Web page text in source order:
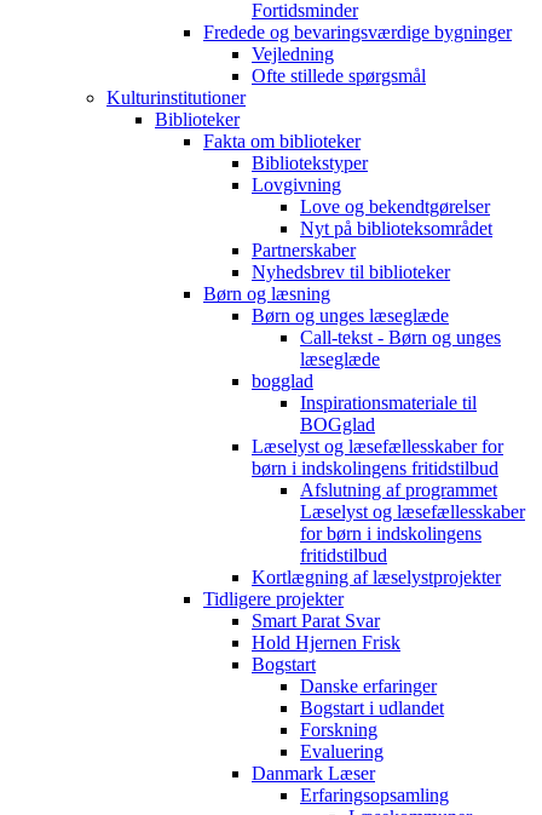
Fortidsminder
Fredede og bevaringsværdige bygninger
Vejledning
Ofte stillede spørgsmål
Kulturinstitutioner
Biblioteker
Fakta om biblioteker
Bibliotekstyper
Lovgivning
Love og bekendtgørelser
Nyt på biblioteksområdet
Partnerskaber
Nyhedsbrev til biblioteker
Børn og læsning
Børn og unges læseglæde
Call-tekst - Børn og unges
læseglæde
bogglad
Inspirationsmateriale til
BOGglad
Læselyst og læsefællesskaber for
børn i indskolingens fritidstilbud
Afslutning af programmet
Læselyst og læsefællesskaber
for børn i indskolingens
fritidstilbud
Kortlægning af læselystprojekter
Tidligere projekter
Smart Parat Svar
Hold Hjernen Frisk
Bogstart
Danske erfaringer
Bogstart i udlandet
Forskning
Evaluering
Danmark Læser
Erfaringsopsamling